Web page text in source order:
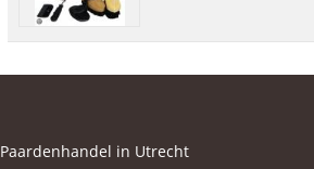
Paardenhandel in Utrecht